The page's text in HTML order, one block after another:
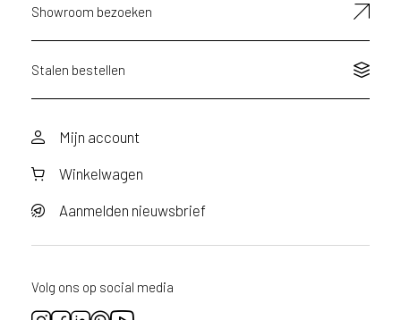
Showroom bezoeken
Stalen bestellen
Mijn account
Winkelwagen
Aanmelden nieuwsbrief
Volg ons op social media